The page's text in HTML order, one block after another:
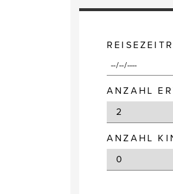
ANZAHL
ANZAHL